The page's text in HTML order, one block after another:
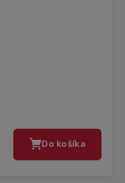
Do košíka